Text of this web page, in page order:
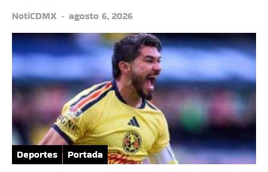
NotiCDMX
agosto 6, 2026
Deportes Portada